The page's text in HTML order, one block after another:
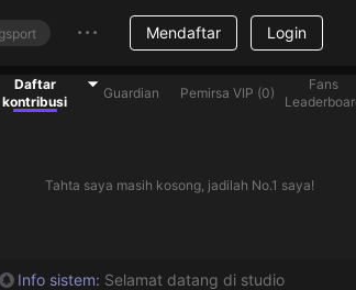
Mendaftar Login
Daftar
kontribusi
Guardian Pemirsa VIP (0)
Fans
Tahta saya masih kosong, jadilah No.1 saya!
Info sistem: Selamat datang di studio